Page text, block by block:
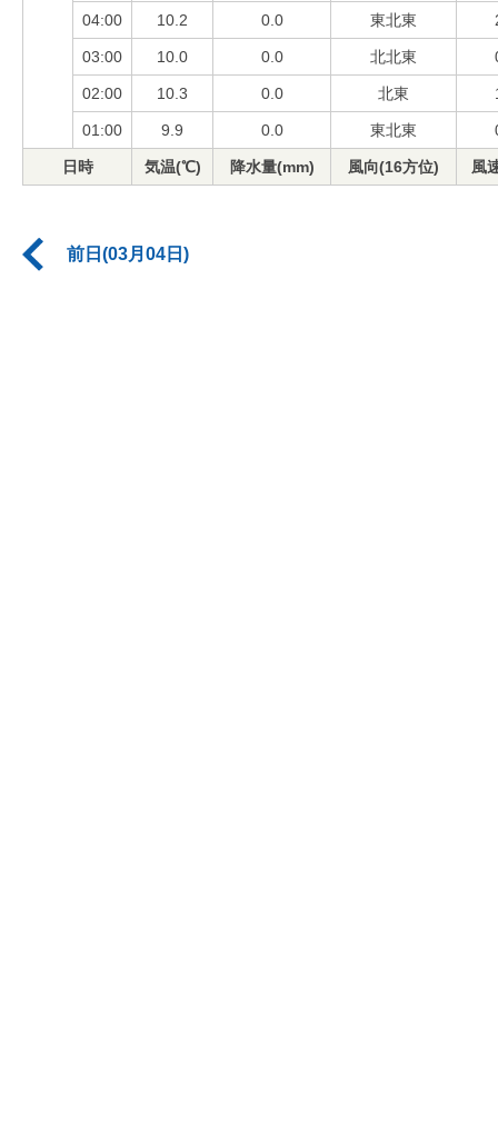
04:00 10.2 0.0 東北東
03:00 10.0 0.0 北北東
02:00 10.3 0.0 北東
01:00 9.9 0.0 東北東
日時 気温(℃) 降水量(mm) 風向(16方位) 風
前日(03月04日)